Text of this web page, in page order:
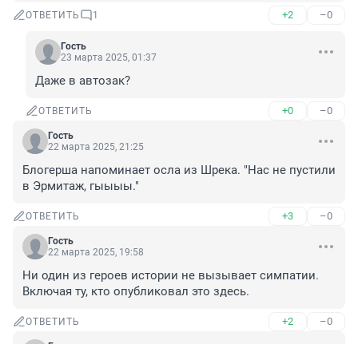
ОТВЕТИТЬ 1 +2 –0
Гость
23 марта 2025, 01:37
Даже в автозак?
ОТВЕТИТЬ +0 –0
Гость
22 марта 2025, 21:25
Блогерша напоминает осла из Шрека. "Нас не пустили
в Эрмитаж, гыыыы."
ОТВЕТИТЬ +3 –0
Гость
22 марта 2025, 19:58
Ни один из героев истории не вызывает симпатии.
Включая ту, кто опубликовал это здесь.
ОТВЕТИТЬ +2 –0